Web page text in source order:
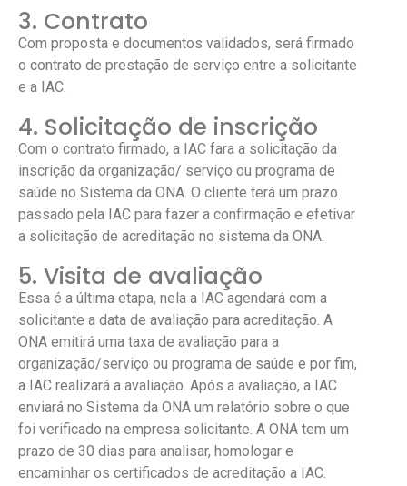
3. Contrato
Com proposta e documentos validados, será firmado
o contrato de prestação de serviço entre a solicitante
e a IAC.
4. Solicitação de inscrição
Com o contrato firmado, a IAC fara a solicitação da
inscrição da organização/ serviço ou programa de
saúde no Sistema da ONA. O cliente terá um prazo
passado pela IAC para fazer a confirmação e efetivar
a solicitação de acreditação no sistema da ONA.
5. Visita de avaliação
Essa é a última etapa, nela a IAC agendará com a
solicitante a data de avaliação para acreditação. A
ONA emitirá uma taxa de avaliação para a
organização/serviço ou programa de saúde e por fim,
a IAC realizará a avaliação. Após a avaliação, a IAC
enviará no Sistema da ONA um relatório sobre o que
foi verificado na empresa solicitante. A ONA tem um
prazo de 30 dias para analisar, homologar e
encaminhar os certificados de acreditação a IAC.